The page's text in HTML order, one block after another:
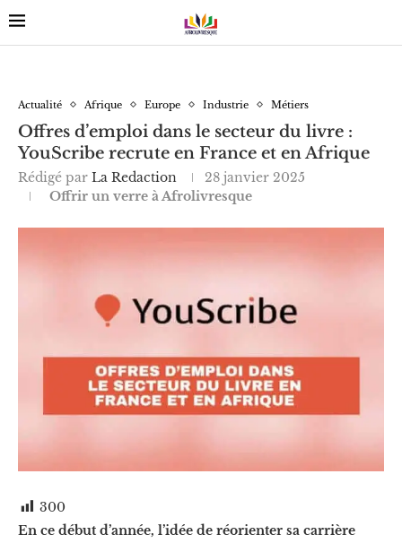
Actualité Afrique Europe Industrie Métiers
Offres d’emploi dans le secteur du livre :
YouScribe recrute en France et en Afrique
Rédigé par La Redaction
28 janvier 2025
Offrir un verre à Afrolivresque
300
En ce début d’année, l’idée de réorienter sa carrière